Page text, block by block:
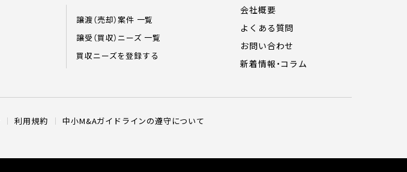
譲渡（売却）案件 一覧
譲受（買収）ニーズ 一覧
買収ニーズを登録する
会社概要
よくある質問
お問い合わせ
新着情報・コラム
利用規約 中⼩M&Aガイドラインの遵守について